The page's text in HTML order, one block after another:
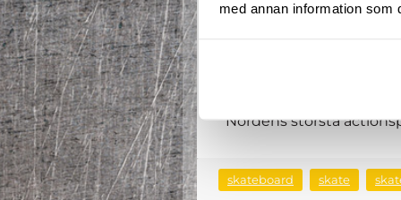
med annan information som
Våra övriga
Du kan givetvis även
Detta såväl när det
Se framför allt The
Nordens största
skateboard skate